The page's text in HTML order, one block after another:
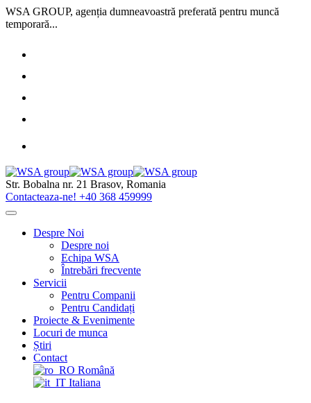
Sari
la
WSA GROUP, agenția dumneavoastră preferată pentru muncă
temporară...
Str. Bobalna nr. 21 Brasov, Romania
Contacteaza-ne! +40 368 459999
Despre Noi
Despre noi
Echipa WSA
Întrebări frecvente
Servicii
Pentru Companii
Pentru Candidați
Proiecte & Evenimente
Locuri de munca
Știri
Contact
Română
Italiana